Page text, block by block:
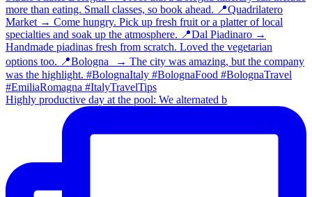
Highly productive day at the pool: We alternated b